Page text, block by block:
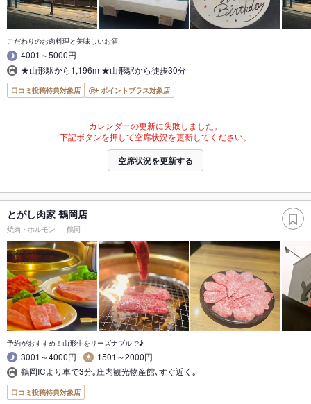
こだわりのお肉料理と美味しいお酒
4001～5000円
★山形駅から1,196m ★山形駅から徒歩30分
口コミ投稿特典対象店 ポイントプラス対象店
カレンダーの更新に失敗しました。
下記ボタンを押して空席状況を更新してください。
空席状況を更新する
とがし肉家 鶴岡店
焼肉・ホルモン 鶴岡
予約がおすすめ！山形牛をリーズナブルで♪
3001～4000円
1501～2000円
鶴岡ICより車で3分｡庄内観光物産館､すぐ近く｡
口コミ投稿特典対象店